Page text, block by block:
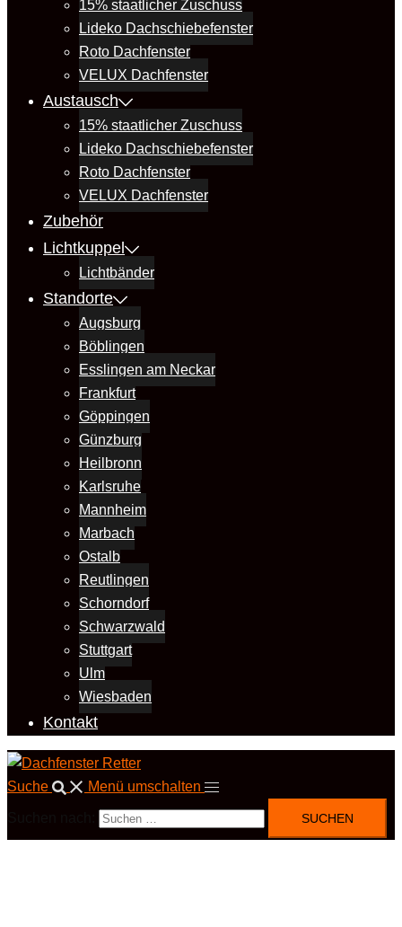
15% staatlicher Zuschuss
Lideko Dachschiebefenster
Roto Dachfenster
VELUX Dachfenster
Austausch
15% staatlicher Zuschuss
Lideko Dachschiebefenster
Roto Dachfenster
VELUX Dachfenster
Zubehör
Lichtkuppel
Lichtbänder
Standorte
Augsburg
Böblingen
Esslingen am Neckar
Frankfurt
Göppingen
Günzburg
Heilbronn
Karlsruhe
Mannheim
Marbach
Ostalb
Reutlingen
Schorndorf
Schwarzwald
Stuttgart
Ulm
Wiesbaden
Kontakt
Suche Menü umschalten